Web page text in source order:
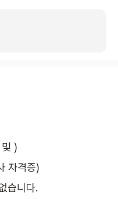
)
자격증)
습니다.